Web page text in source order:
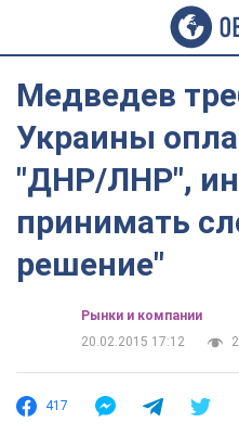
Медведев
Украины
"ДНР/ЛНР",
принимать
решение"
Рынки и компании
20.02.2015 17:12
417